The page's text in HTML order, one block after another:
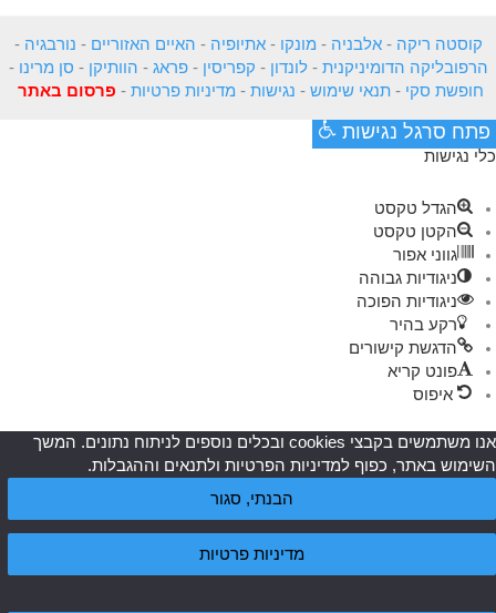
קוסטה ריקה -אלבניה - מונקו -אתיופיה - האיים האזוריים - נורבגיה -
הרפובליקה הדומיניקנית -לונדון - קפריסין -פראג - הוותיקן - סן מרינו -
חופשת סקי -תנאי שימוש - נגישות - מדיניות פרטיות - פרסום באתר
פתח סרגל נגישות
כלי נגישות
הגדל טקסט
הקטן טקסט
גווני אפור
ניגודיות גבוהה
ניגודיות הפוכה
רקע בהיר
הדגשת קישורים
פונט קריא
איפוס
אנו משתמשים בקבצי cookies ובכלים נוספים לניתוח נתונים. המשך
השימוש באתר, כפוף למדיניות הפרטיות ולתנאים וההגבלות.
הבנתי, סגור
מדיניות פרטיות